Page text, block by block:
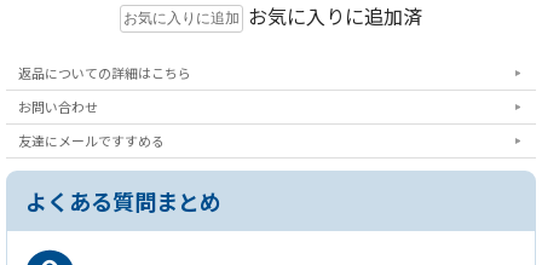
お気に入りに追加済
返品についての詳細はこちら
お問い合わせ
友達にメールですすめる
よくある質問まとめ